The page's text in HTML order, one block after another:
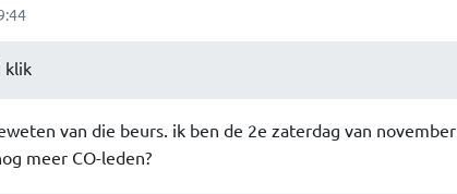
klik
van die beurs. ik ben de 2e zaterdag van
meer CO-leden?